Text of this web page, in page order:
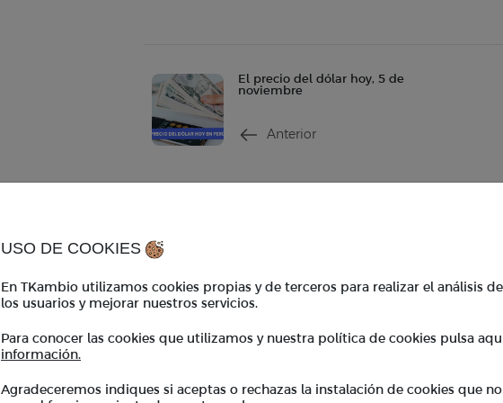
El precio del dólar hoy, 5 de
noviembre
Anterior
USO DE COOKIES
En TKambio utilizamos cookies propias y de terceros para realizar el análisis
los usuarios y mejorar nuestros servicios.
Para conocer las cookies que utilizamos y nuestra política de cookies pulsa
información.
Agradeceremos indiques si aceptas o rechazas la instalación de cookies que no
contacto@tkambio.com
WhatsApp:
+51 986 767 908
TKambio
BeneficiosTK